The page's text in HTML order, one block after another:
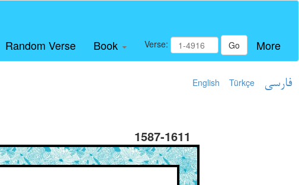
Random Verse Book Verse: Go More
English Türkçe فارسی
1587-1611